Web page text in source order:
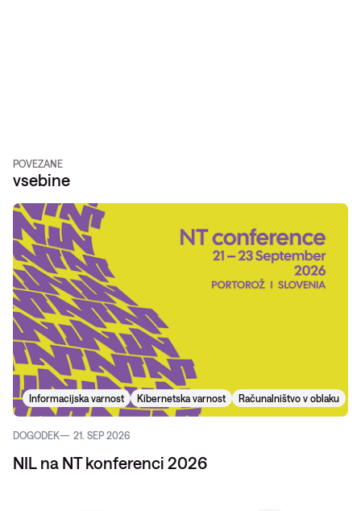
POVEZANE
vsebine
Informacijska varnost Kibernetska varnost Računalništvo v oblaku
DOGODEK 21. SEP 2026
NIL na NT konferenci 2026